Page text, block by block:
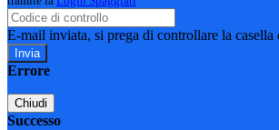
E-mail inviata, si prega di controllare la casella
Errore
Chiudi
Successo